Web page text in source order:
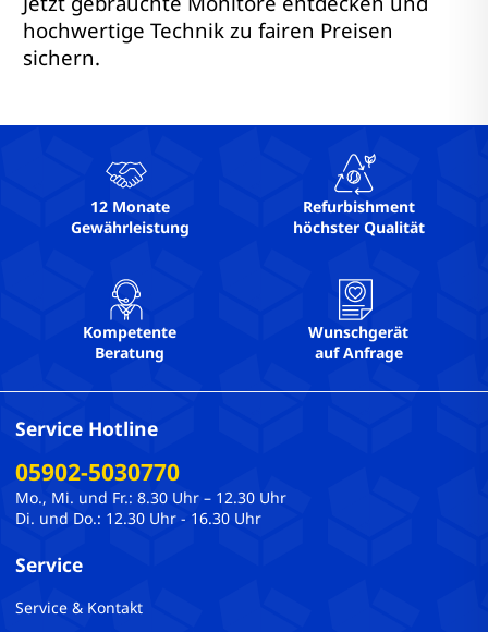
hochwertige Technik zu fairen Preisen
sichern.
12 Monate
Gewährleistung
Refurbishment
höchster Qualität
Kompetente
Beratung
Wunschgerät
auf Anfrage
Service Hotline
05902-5030770
Mo., Mi. und Fr.: 8.30 Uhr – 12.30 Uhr
Di. und Do.: 12.30 Uhr - 16.30 Uhr
Service
Service & Kontakt